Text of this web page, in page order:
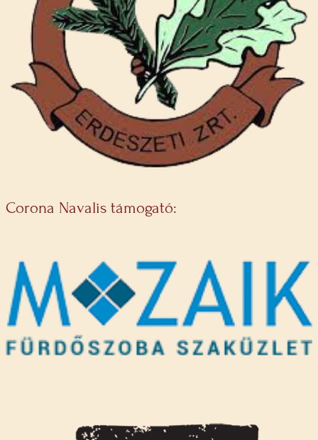
Corona Navalis támogató: